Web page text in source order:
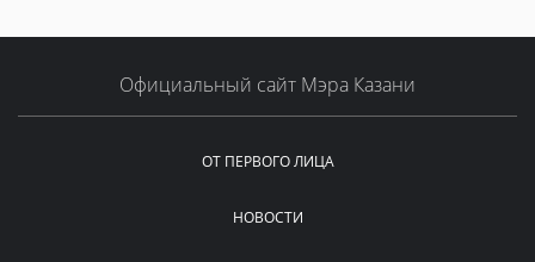
Официальный сайт Мэра Казани
ОТ ПЕРВОГО ЛИЦА
НОВОСТИ